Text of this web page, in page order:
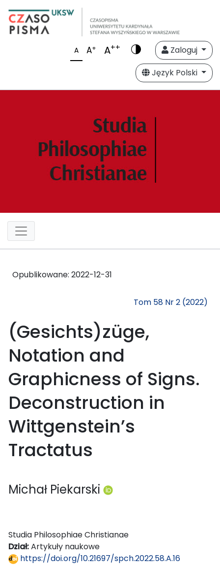
A A+ A++
Zaloguj
Język Polski
Opublikowane: 2022-12-31
Tom 58 Nr 2 (2022)
(Gesichts)züge,
Notation and
Graphicness of Signs.
Deconstruction in
Wittgenstein’s
Tractatus
Michał Piekarski
Studia Philosophiae Christianae
Dział:Artykuły naukowe
https://doi.org/10.21697/spch.2022.58.A.16